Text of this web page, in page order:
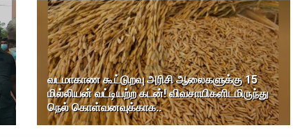
வடமாகாண கூட்டுறவு அரிசி ஆலைகளுக்கு 15
மில்லியன் வட்டியற்ற கடன்! விவசாயிகளிடமிருந்து
நெல் கொள்வனவுக்காக..